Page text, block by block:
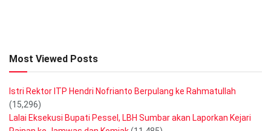
Most Viewed Posts
Istri Rektor ITP Hendri Nofrianto Berpulang ke Rahmatullah
(15,296)
Lalai Eksekusi Bupati Pessel, LBH Sumbar akan Laporkan Kejari